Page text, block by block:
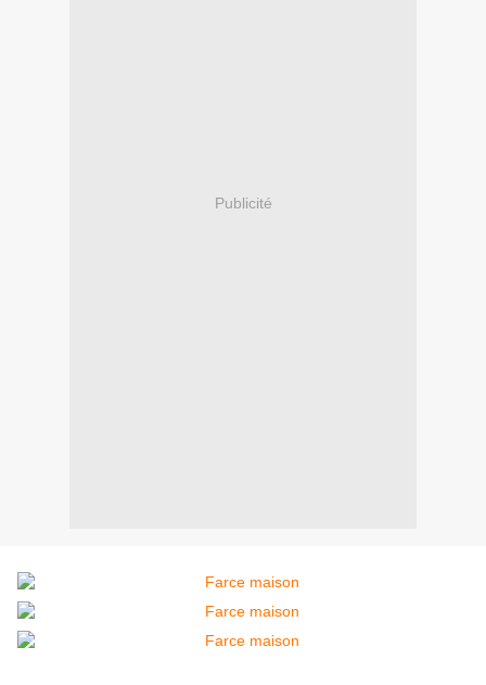
Publicité